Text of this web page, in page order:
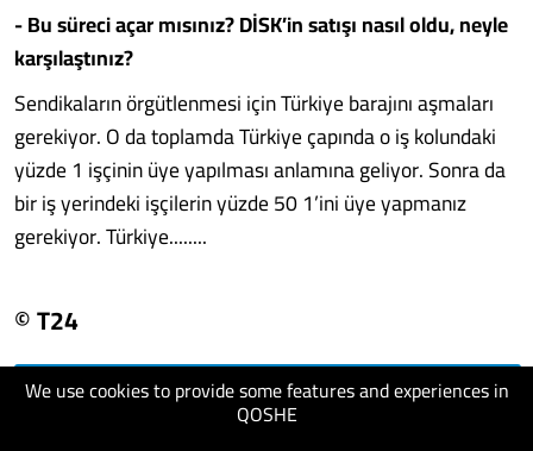
We use cookies to provide some features and experiences in
QOSHE
- Bu süreci açar mısınız? DİSK’in satışı nasıl oldu, neyle
karşılaştınız?
Sendikaların örgütlenmesi için Türkiye barajını aşmaları
gerekiyor. O da toplamda Türkiye çapında o iş kolundaki
yüzde 1 işçinin üye yapılması anlamına geliyor. Sonra da
bir iş yerindeki işçilerin yüzde 50 1’ini üye yapmanız
gerekiyor. Türkiye........
© T24
visit website